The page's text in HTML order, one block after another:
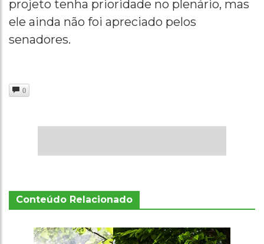
projeto tenha prioridade no plenário, mas
ele ainda não foi apreciado pelos
senadores.
0
Conteúdo Relacionado